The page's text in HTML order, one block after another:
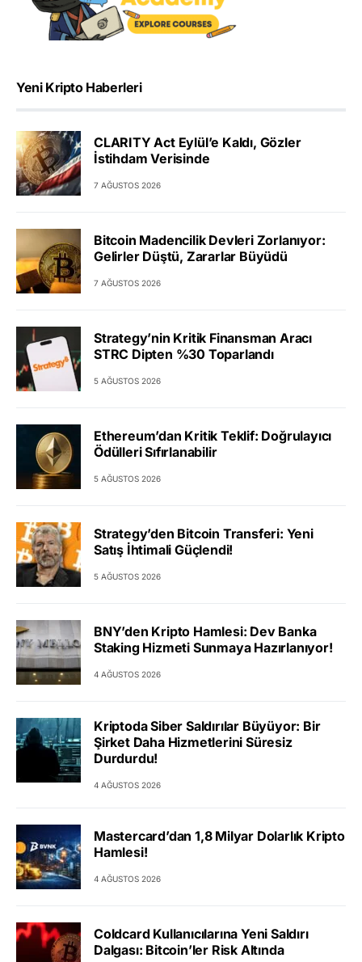
Yeni Kripto Haberleri
CLARITY Act Eylül’e Kaldı, Gözler
İstihdam Verisinde
7 AĞUSTOS 2026
Bitcoin Madencilik Devleri Zorlanıyor:
Gelirler Düştü, Zararlar Büyüdü
7 AĞUSTOS 2026
Strategy’nin Kritik Finansman Aracı
STRC Dipten %30 Toparlandı
5 AĞUSTOS 2026
Ethereum’dan Kritik Teklif: Doğrulayıcı
Ödülleri Sıfırlanabilir
5 AĞUSTOS 2026
Strategy’den Bitcoin Transferi: Yeni
Satış İhtimali Güçlendi!
5 AĞUSTOS 2026
BNY’den Kripto Hamlesi: Dev Banka
Staking Hizmeti Sunmaya Hazırlanıyor!
4 AĞUSTOS 2026
Kriptoda Siber Saldırılar Büyüyor: Bir
Şirket Daha Hizmetlerini Süresiz
Durdurdu!
4 AĞUSTOS 2026
Mastercard’dan 1,8 Milyar Dolarlık Kripto
Hamlesi!
4 AĞUSTOS 2026
Coldcard Kullanıcılarına Yeni Saldırı
Dalgası: Bitcoin’ler Risk Altında